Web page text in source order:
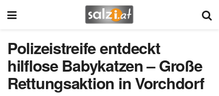
Polizeistreife entdeckt
hilflose Babykatzen – Große
Rettungsaktion in Vorchdorf